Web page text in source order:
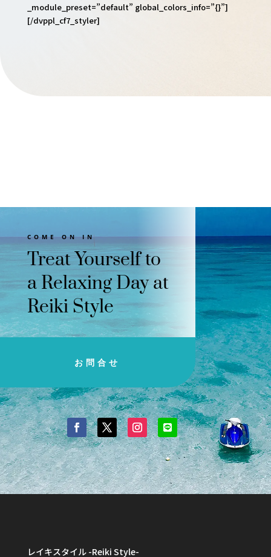
_module_preset=”default” global_colors_info=”{}”]
[/dvppl_cf7_styler]
COME ON IN
Treat Yourself to
a Relaxing Day at
Reiki Style
お問合せ
レイキスタイル -Reiki Style-